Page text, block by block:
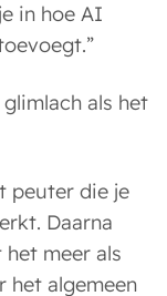
in hoe AI
als het
peuter die je
Daarna
meer als
het algemeen